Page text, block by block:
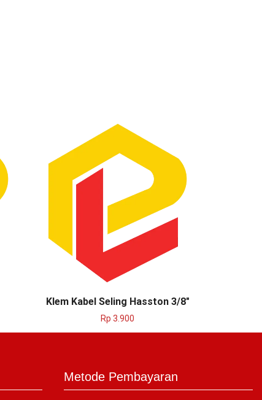
Klem Kabel Seling Hasston 3/8″
Rp 3.900
Metode Pembayaran